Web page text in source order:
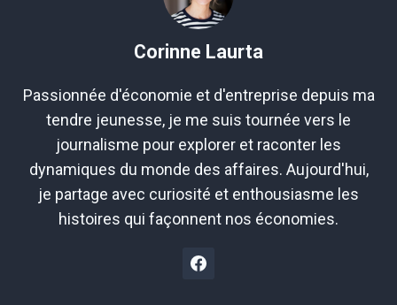
Corinne Laurta
Passionnée d'économie et d'entreprise depuis ma
tendre jeunesse, je me suis tournée vers le
journalisme pour explorer et raconter les
dynamiques du monde des affaires. Aujourd'hui,
je partage avec curiosité et enthousiasme les
histoires qui façonnent nos économies.